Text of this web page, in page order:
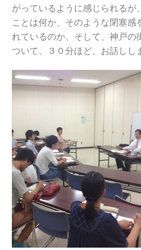
がっているように感じられるが
ことは何か、そのような閉塞感
れているのか、そして、神戸の
ついて、３０分ほど、お話しし